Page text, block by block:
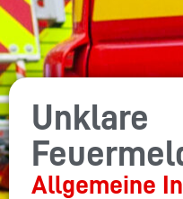
Unklare
Allgemeine